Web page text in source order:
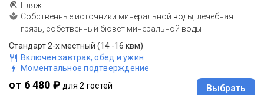
Пляж
Собственные источники минеральной воды, лечебная
грязь, собственный бювет минеральной воды
Стандарт 2-х местный (14 -16 квм)
Включен завтрак, обед и ужин
Моментальное подтверждение
от 6 480 ₽ для 2 гостей Выбрать